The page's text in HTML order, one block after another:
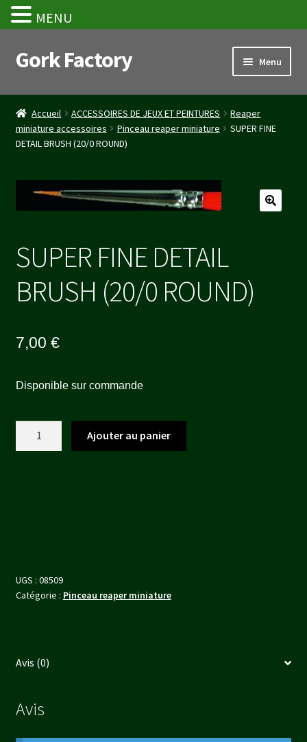
Aller
à
navigation
Aller
au
Gork Factory Menu
Accueil
CGV
Accueil ACCESSOIRES DE JEUX ET PEINTURES
Reaper
miniature accessoires
Pinceau reaper miniature
SUPER FINE
DETAIL BRUSH (20/0 ROUND)
SUPER FINE DETAIL
BRUSH (20/0 ROUND)
7,00 €
Disponible sur commande
Ajouter au panier
UGS : 08509
Catégorie : Pinceau reaper miniature
Avis (0)
Avis
MENU